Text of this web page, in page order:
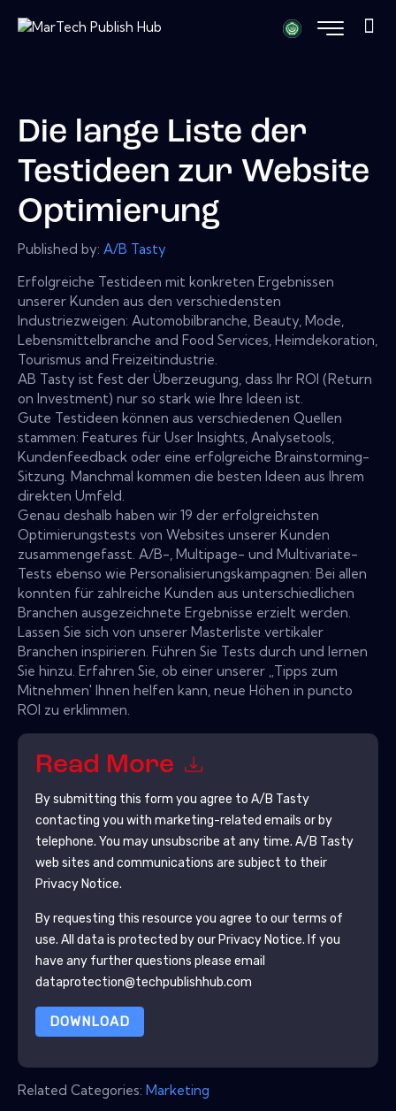
Die lange Liste der
Testideen zur Website
Optimierung
Published by: A/B Tasty
Erfolgreiche Testideen mit konkreten Ergebnissen
unserer Kunden aus den verschiedensten
Industriezweigen: Automobilbranche, Beauty, Mode,
Lebensmittelbranche and Food Services, Heimdekoration,
Tourismus and Freizeitindustrie.
AB Tasty ist fest der Überzeugung, dass Ihr ROI (Return
on Investment) nur so stark wie Ihre Ideen ist.
Gute Testideen können aus verschiedenen Quellen
stammen: Features für User Insights, Analysetools,
Kundenfeedback oder eine erfolgreiche Brainstorming-
Sitzung. Manchmal kommen die besten Ideen aus Ihrem
direkten Umfeld.
Genau deshalb haben wir 19 der erfolgreichsten
Optimierungstests von Websites unserer Kunden
zusammengefasst. A/B-, Multipage- und Multivariate-
Tests ebenso wie Personalisierungskampagnen: Bei allen
konnten für zahlreiche Kunden aus unterschiedlichen
Branchen ausgezeichnete Ergebnisse erzielt werden.
Lassen Sie sich von unserer Masterliste vertikaler
Branchen inspirieren. Führen Sie Tests durch und lernen
Sie hinzu. Erfahren Sie, ob einer unserer „Tipps zum
Mitnehmen' Ihnen helfen kann, neue Höhen in puncto
ROI zu erklimmen.
Read More
By submitting this form you agree to A/B Tasty
contacting you with marketing-related emails or by
telephone. You may unsubscribe at any time. A/B Tasty
web sites and communications are subject to their
Privacy Notice.
By requesting this resource you agree to our terms of
use. All data is protected by our Privacy Notice. If you
have any further questions please email
dataprotection@techpublishhub.com
DOWNLOAD
Related Categories: Marketing